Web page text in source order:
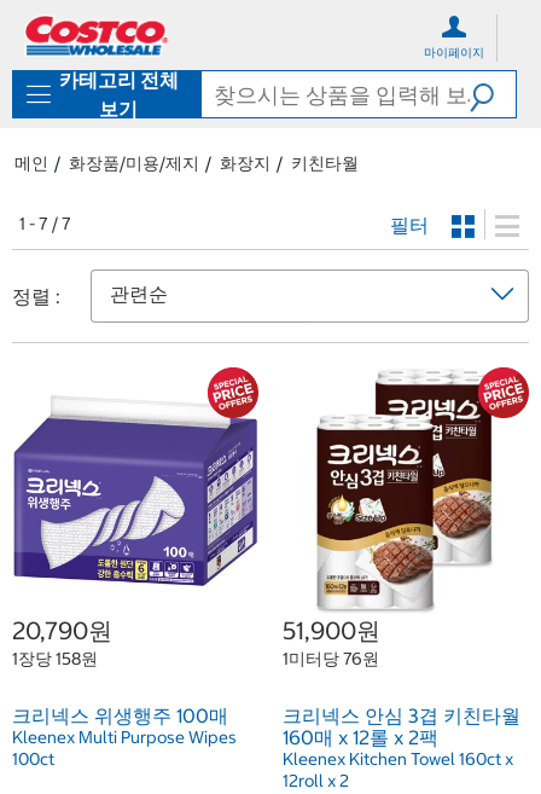
로
기
가
마이페이지
카테고리 전체
보기
메인 화장품/미용/제지 화장지 키친타월
1 - 7 / 7 필터
정렬 :
20,790원
1장당 158원
크리넥스 위생행주 100매
Kleenex Multi Purpose Wipes
100ct
51,900원
1미터당 76원
크리넥스 안심 3겹 키친타월
160매 x 12롤 x 2팩
Kleenex Kitchen Towel 160ct x
12roll x 2